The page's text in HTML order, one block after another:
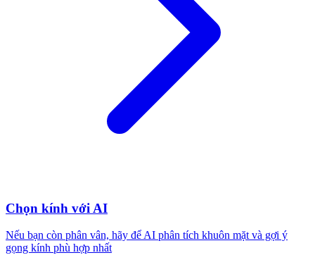
Chọn kính với AI
Nếu bạn còn phân vân, hãy để AI phân tích khuôn mặt và gợi ý
gọng kính phù hợp nhất